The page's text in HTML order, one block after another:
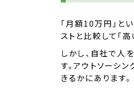
「月額10万円」と
ストと比較して「
しかし、自社で人
す。アウトソーシ
きるかにあります。